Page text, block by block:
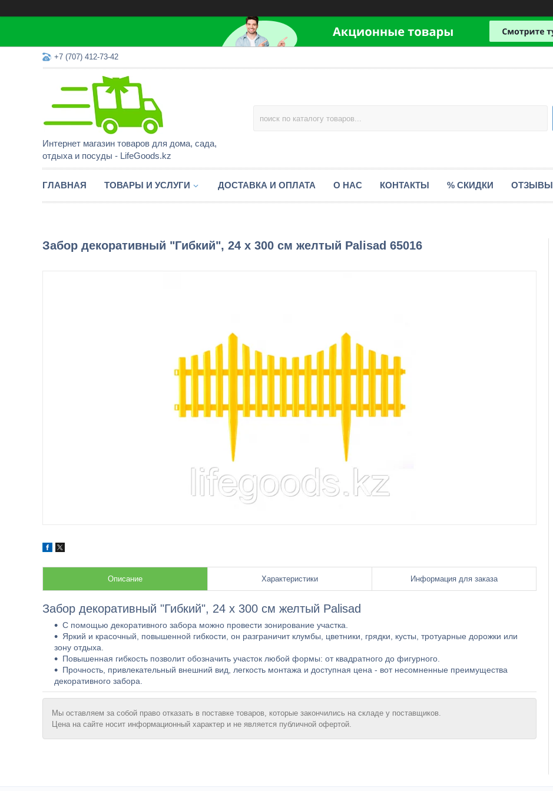
+7 (707) 412-73-42
Интернет магазин товаров для дома, сада,
отдыха и посуды - LifeGoods.kz
ГЛАВНАЯ ТОВАРЫ И УСЛУГИ ДОСТАВКА И ОПЛАТА О НАС КОНТАКТЫ % СКИДКИ ОТЗЫВЫ
Забор декоративный "Гибкий", 24 x 300 см желтый Palisad 65016
Описание Характеристики Информация для заказа
Забор декоративный "Гибкий", 24 x 300 см желтый Palisad
С помощью декоративного забора можно провести зонирование участка.
Яркий и красочный, повышенной гибкости, он разграничит клумбы, цветники, грядки, кусты, тротуарные дорожки или
зону отдыxа.
Повышенная гибкость позволит обозначить участок любой формы: от квадратного до фигурного.
Прочность, привлекательный внешний вид, легкость монтажа и доступная цена - вот несомненные преимущества
декоративного забора.
Мы оставляем за собой право отказать в поставке товаров, которые закончились на складе у поставщиков.
Цена на сайте носит информационный характер и не является публичной офертой.